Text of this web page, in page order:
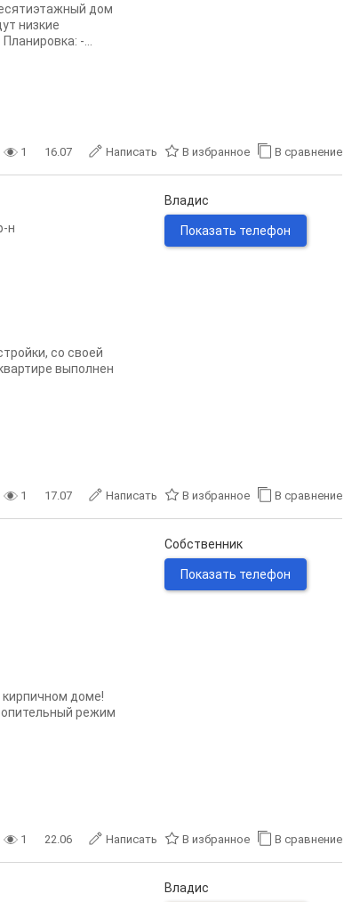
дом
низкие
-...
1 16.07 Написать В избранное В сравнение
н
со своей
выполнен
Владис
Показать телефон
1 17.07 Написать В избранное В сравнение
доме!
режим
Собственник
Показать телефон
1 22.06 Написать В избранное В сравнение
Владис